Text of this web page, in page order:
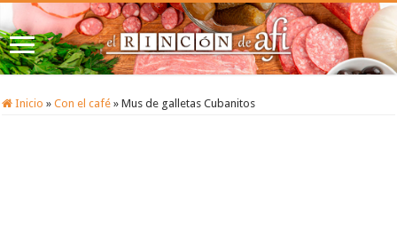
Inicio » Con el café » Mus de galletas Cubanitos